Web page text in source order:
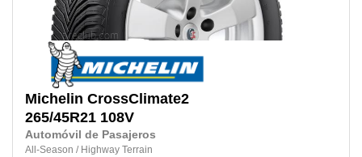
Michelin CrossClimate2
265/45R21 108V
Automóvil de Pasajeros
All-Season / Highway Terrain